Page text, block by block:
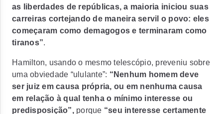
as liberdades de repúblicas, a maioria iniciou suas
carreiras cortejando de maneira servil o povo: eles
começaram como demagogos e terminaram como
tiranos”.
Hamilton, usando o mesmo telescópio, preveniu sobre
uma obviedade “ululante”: “Nenhum homem deve
ser juiz em causa própria, ou em nenhuma causa
em relação à qual tenha o mínimo interesse ou
predisposição”, porque “seu interesse certamente